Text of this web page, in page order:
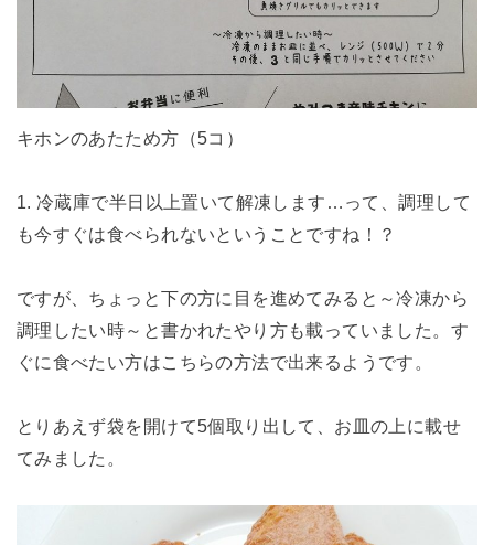
キホンのあたため方（5コ）
1. 冷蔵庫で半日以上置いて解凍します…って、調理して
も今すぐは食べられないということですね！？
ですが、ちょっと下の方に目を進めてみると～冷凍から
調理したい時～と書かれたやり方も載っていました。す
ぐに食べたい方はこちらの方法で出来るようです。
とりあえず袋を開けて5個取り出して、お皿の上に載せ
てみました。